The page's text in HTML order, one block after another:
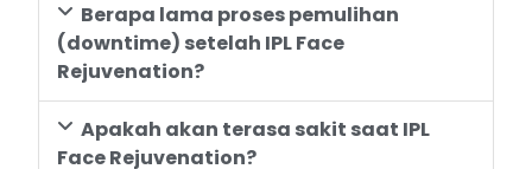
Berapa lama proses pemulihan
(downtime) setelah IPL Face
Rejuvenation?
Apakah akan terasa sakit saat IPL
Face Rejuvenation?